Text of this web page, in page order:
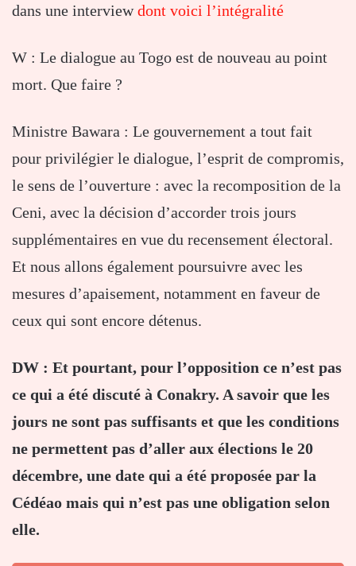
dans une interviewdont voici l’intégralité
W : Le dialogue au Togo est de nouveau au point
mort. Que faire ?
Ministre Bawara : Le gouvernement a tout fait
pour privilégier le dialogue, l’esprit de compromis,
le sens de l’ouverture : avec la recomposition de la
Ceni, avec la décision d’accorder trois jours
supplémentaires en vue du recensement électoral.
Et nous allons également poursuivre avec les
mesures d’apaisement, notamment en faveur de
ceux qui sont encore détenus.
DW : Et pourtant, pour l’opposition ce n’est pas
ce qui a été discuté à Conakry. A savoir que les
jours ne sont pas suffisants et que les conditions
ne permettent pas d’aller aux élections le 20
décembre, une date qui a été proposée par la
Cédéao mais qui n’est pas une obligation selon
elle.